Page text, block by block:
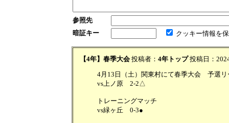
参照先
暗証キー
クッキー情報を
【4年】春季大会 投稿者： 4年トップ投稿日：
4月13日（土）関東村にて春季大会 予選リ
vs上ノ原 2-2△
トレーニングマッチ
vs緑ヶ丘 0-3●